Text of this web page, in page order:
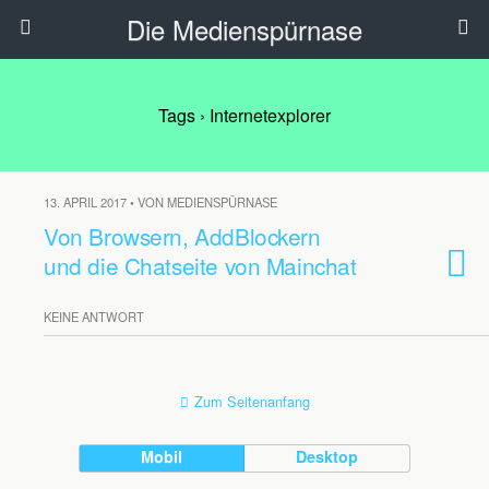
Die Medienspürnase
Tags › Internetexplorer
13. APRIL 2017 • VON MEDIENSPÜRNASE
Von Browsern, AddBlockern
und die Chatseite von Mainchat
KEINE ANTWORT
Zum Seitenanfang
Mobil Desktop